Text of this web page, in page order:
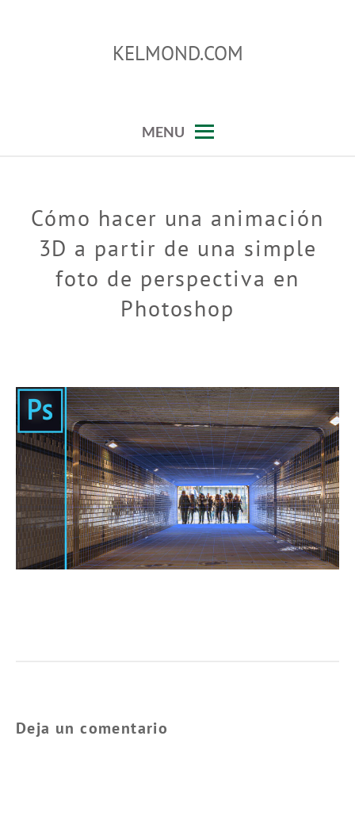
KELMOND.COM
MENU
Cómo hacer una animación
3D a partir de una simple
foto de perspectiva en
Photoshop
Deja un comentario